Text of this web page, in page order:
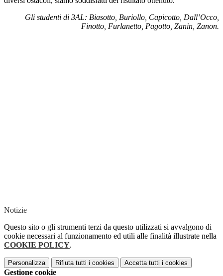
Gli studenti di 3AL: Biasotto, Buriollo, Capicotto, Dall’Occo,
Finotto, Furlanetto, Pagotto, Zanin, Zanon.
Notizie
Questo sito o gli strumenti terzi da questo utilizzati si avvalgono di
cookie necessari al funzionamento ed utili alle finalità illustrate nella
COOKIE POLICY.
Personalizza Rifiuta tutti i cookies Accetta tutti i cookies
Gestione cookie